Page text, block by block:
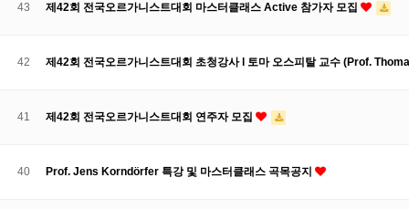
43 제42회 전국오르가니스트대회 마스터클래스 Active 참가자 모집
42 제42회 전국오르가니스트대회 초청강사 l 토마 오스피탈 교수 (Prof.
41 제42회 전국오르가니스트대회 연주자 모집
40 Prof. Jens Korndörfer 특강 및 마스터클래스 곡목공지